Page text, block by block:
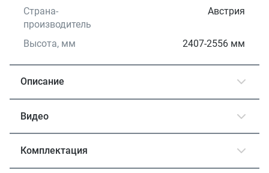
Страна-
производитель
Австрия
Высота, мм 2407-2556 мм
Описание
Видео
Комплектация